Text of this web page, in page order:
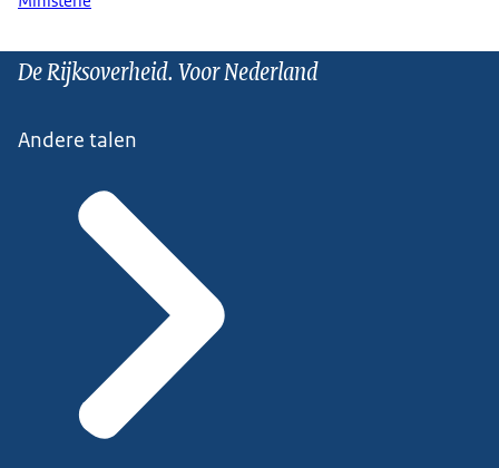
De Rijksoverheid. Voor Nederland
Andere talen